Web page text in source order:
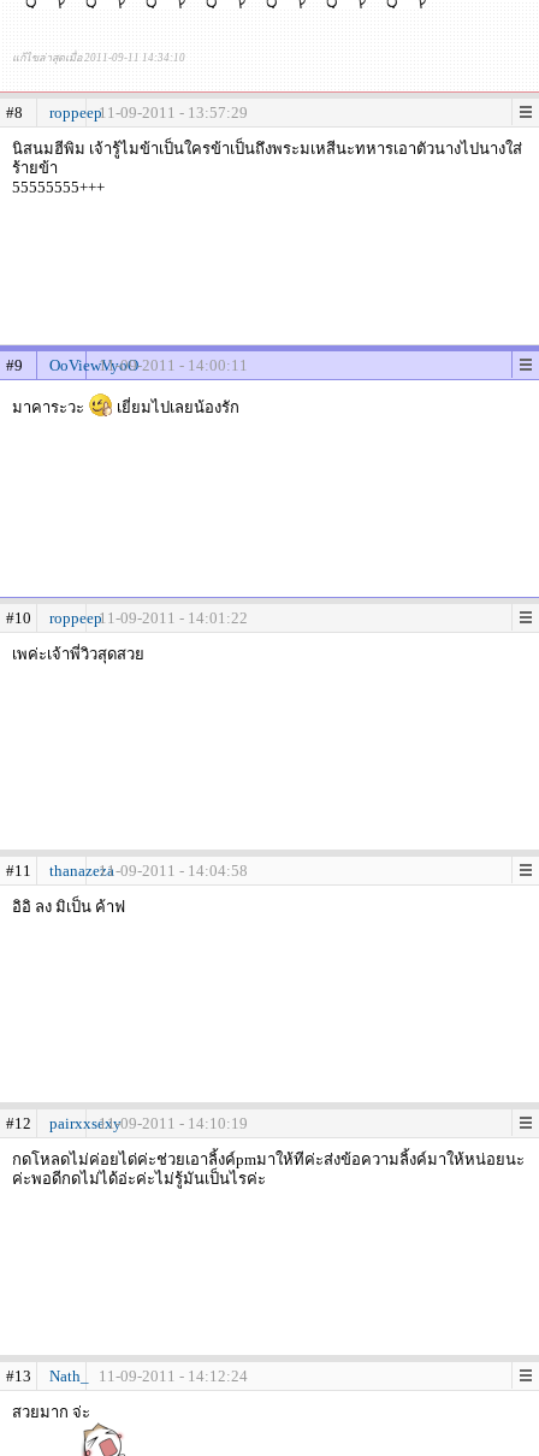
แก้ไขล่าสุดเมื่อ 2011-09-11 14:34:10
#8 roppeep11-09-2011 - 13:57:29
นิสนมฮีพิม เจ้ารู้ไมข้าเป็นใครข้าเป็นถึงพระมเหสีนะทหารเอาตัวนางไปนางใส่
ร้ายข้า
55555555+++
#9 OoViewVyoO11-09-2011 - 14:00:11
มาคาระวะ เยี่ยมไปเลยน้องรัก
#10 roppeep11-09-2011 - 14:01:22
เพค่ะเจ้าพี่วิวสุดสวย
#11 thanazeza11-09-2011 - 14:04:58
อิอิ ลง มิเป็น ค้าฟ
#12 pairxxsexy11-09-2011 - 14:10:19
กดโหลดไม่ค่อยได่ค่ะช่วยเอาลิ้งค์pmมาให้ทีค่ะส่งข้อความลิ้งค์มาให้หน่อยนะ
ค่ะพอดีกดไม่ได้อ่ะค่ะไม่รู้มันเป็นไรค่ะ
#13 Nath_
11-09-2011 - 14:12:24
สวยมาก จ่ะ